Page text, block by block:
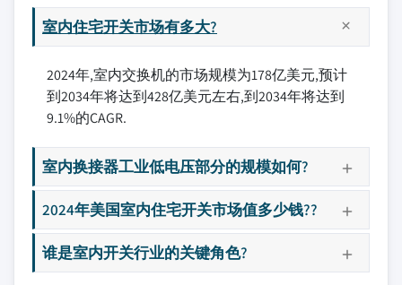
室内住宅开关市场有多大?
2024年,室内交换机的市场规模为178亿美元,预计
到2034年将达到428亿美元左右,到2034年将达到
9.1%的CAGR.
室内换接器工业低电压部分的规模如何?
2024年美国室内住宅开关市场值多少钱??
谁是室内开关行业的关键角色?